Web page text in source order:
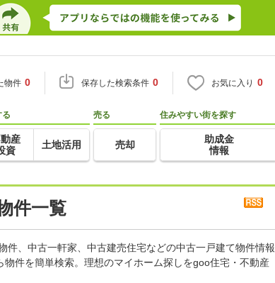
物件 0 保存した検索条件 0 お気に入り 0
る
産
資
土地活用
売る
売却
住みやすい街を探す
助成金
情報
件一覧
、中古一軒家、中古建売住宅などの中古一戸建て物件情報
件を簡単検索。理想のマイホーム探しをgoo住宅・不動産